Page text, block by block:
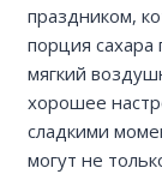
праздником,
порция
мягкий
хорошее
сладкими
могут не